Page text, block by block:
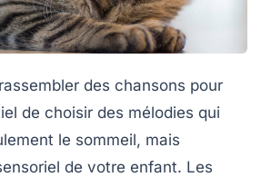
des chansons pour
de choisir des mélodies qui
le sommeil, mais
de votre enfant. Les